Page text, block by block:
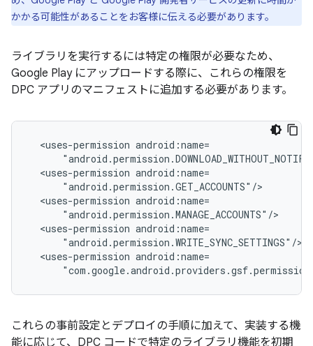
かかる可能性があることをお客様に伝える必要があります。
ライブラリを実行するには特定の権限が必要なため、
Google Play にアップロードする際に、これらの権限を
DPC アプリのマニフェストに追加する必要があります。
<uses-permission
<uses-permission
<uses-permission
<uses-permission
<uses-permission
これらの事前設定とデプロイの手順に加えて、実装する機
能に応じて、DPC コードで特定のライブラリ機能を初期